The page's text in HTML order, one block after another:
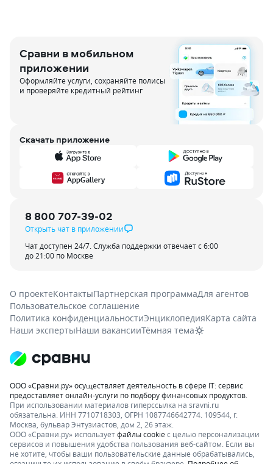
Сравни в мобильном
приложении
Оформляйте услуги, сохраняйте полисы
и проверяйте кредитный рейтинг
Скачать приложение
8 800 707-39-02
Открыть чат в приложении
Чат доступен 24/7. Служба поддержки отвечает с 6:00
до 21:00 по Москве
О проектеКонтактыПартнерская программаДля агентов
Пользовательское соглашение
Политика конфиденциальностиЭнциклопедияКарта сайта
Наши экспертыНаши вакансииТёмная тема
ООО «Сравни.ру» осуществляет деятельность в сфере IT: сервис
предоставляет онлайн-услуги по подбору финансовых продуктов.
При использовании материалов гиперссылка на sravni.ru
обязательна. ИНН 7710718303, ОГРН 1087746642774. 109544, г.
Москва, бульвар Энтузиастов, дом 2, 26 этаж.
ООО «Сравни.ру» используетфайлы cookieс целью персонализации
сервисов и повышения удобства пользования веб-сайтом. Если вы
не хотите, чтобы ваши пользовательские данные обрабатывались,